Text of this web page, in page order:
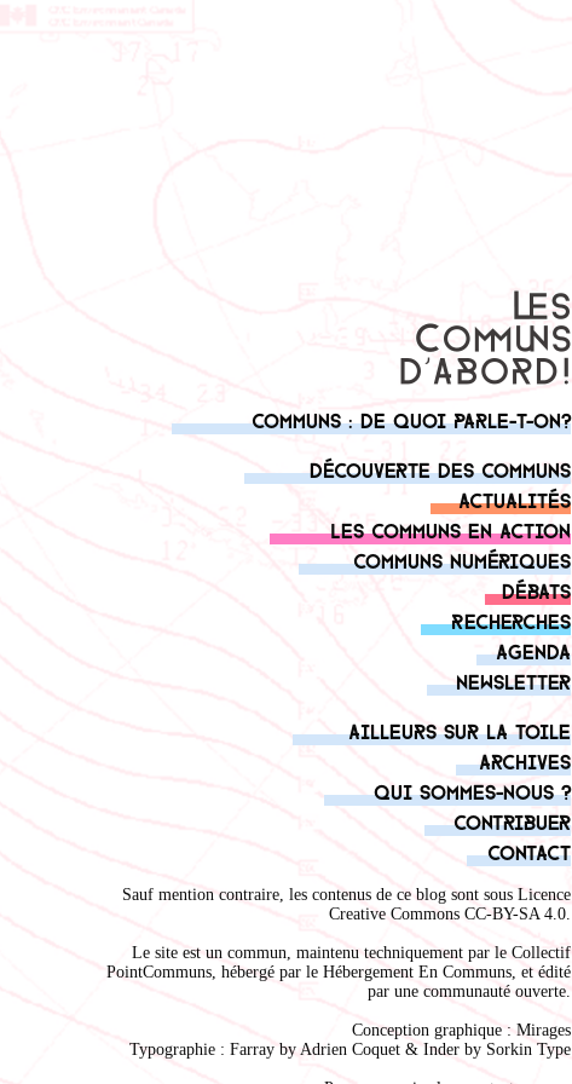
Communs : de quoi parle-t-on?
Découverte des communs
Actualités
Les communs en action
Communs numériques
Débats
Recherches
Agenda
Newsletter
Ailleurs sur la toile
Archives
Qui sommes-nous ?
Contribuer
Contact
Sauf mention contraire, les contenus de ce blog sont sous Licence
Creative Commons CC-BY-SA 4.0.
Le site est un commun, maintenu techniquement par le Collectif
PointCommuns, hébergé par le Hébergement En Communs, et édité
par une communauté ouverte.
Conception graphique : Mirages
Typographie : Farray by Adrien Coquet & Inder by Sorkin Type